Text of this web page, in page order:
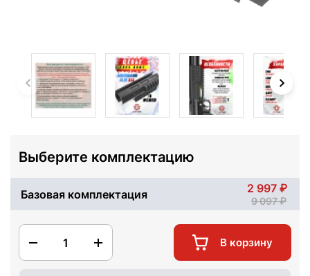
Выберите комплектацию
Базовая комплектация 2 997
9 097
1 В корзину